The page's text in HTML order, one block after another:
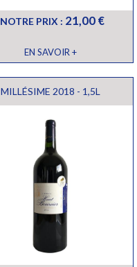
NOTRE PRIX : 21,00 €
EN SAVOIR +
MILLÉSIME 2018 - 1,5L